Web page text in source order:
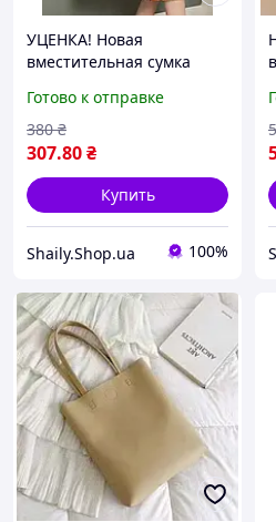
УЦЕНКА! Новая
вместительная сумка
Готово к отправке
307.80₴
380 ₴
Купить
Shaily.Shop.ua 100%